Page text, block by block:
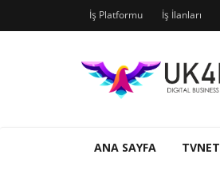
İş Platformu İş İlanları
ANA SAYFA TVNET